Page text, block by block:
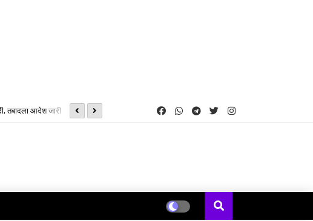
कार्यालयों में कर्मचारियों की भारी कमी को देखते हुए लिया गया एक महत्वपूर्ण